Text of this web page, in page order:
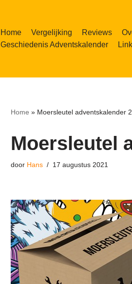
Home Vergelijking Reviews
Geschiedenis Adventskalender
Home » Moersleutel adventskalender
Moersleutel
door Hans 17 augustus 2021